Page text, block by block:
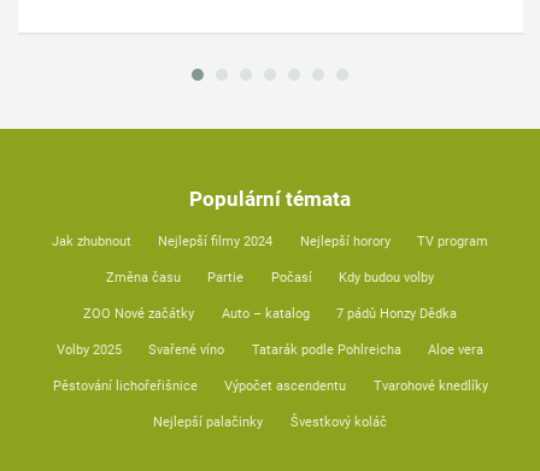
Populární témata
Jak zhubnout Nejlepší filmy 2024 Nejlepší horory TV program
Změna času Partie Počasí Kdy budou volby
ZOO Nové začátky Auto – katalog 7 pádů Honzy Dědka
Volby 2025 Svařené víno Tatarák podle Pohlreicha Aloe vera
Pěstování lichořeřišnice Výpočet ascendentu Tvarohové knedlíky
Nejlepší palačinky Švestkový koláč